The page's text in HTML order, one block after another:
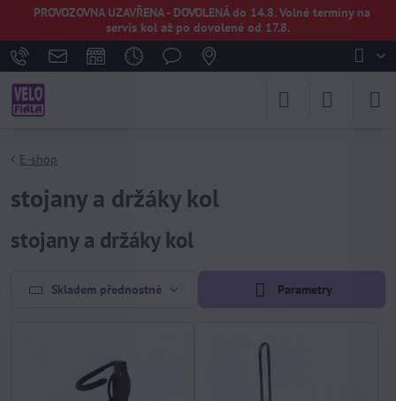
PROVOZOVNA UZAVŘENA - DOVOLENÁ do 14.8. Volné termíny na
servis kol až po dovolené od 17.8.
E-shop
stojany a držáky kol
stojany a držáky kol
Skladem přednostně Parametry